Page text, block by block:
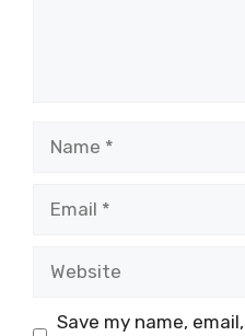
Save my name,